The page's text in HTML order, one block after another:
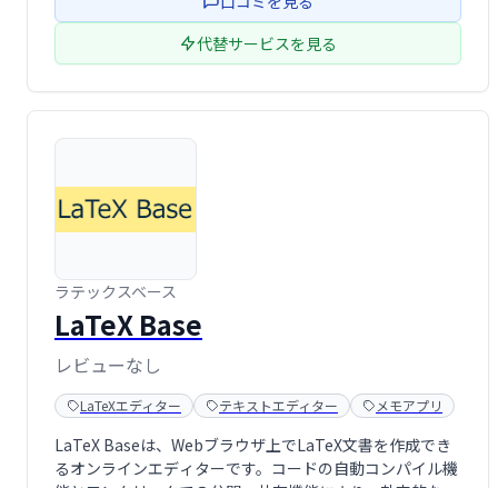
代替サービスを見る
ラテックスベース
LaTeX Base
レビューなし
LaTeXエディター テキストエディター メモアプリ
LaTeX Baseは、Webブラウザ上でLaTeX文書を作成でき
るオンラインエディターです。コードの自動コンパイル機